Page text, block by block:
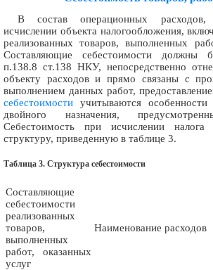
В состав операционных
исчислении объекта налогообложения,
реализованных товаров, выполненных
Составляющие себестоимости должны
п.138.8 ст.138 НКУ, непосредственно
объекту расходов и прямо связаны с
выполнением данных работ,
себестоимости учитываются особенности
двойного назначения,
Себестоимость при исчислении
структуру, приведенную в таблице 3.
Таблица 3. Структура себестоимости
Составляющие
себестоимости
реализованных
товаров,
выполненных
работ, оказанных
услуг
Наименование расходов